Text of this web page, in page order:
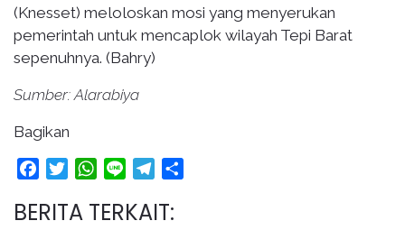
(Knesset) meloloskan mosi yang menyerukan
pemerintah untuk mencaplok wilayah Tepi Barat
sepenuhnya. (Bahry)
Sumber: Alarabiya
Bagikan
FacebookTwitterWhatsApp
Line Telegram
BERITA TERKAIT: